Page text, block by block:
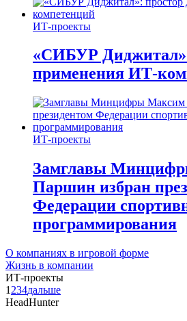
ИТ-проекты
«СИБУР
применения ИТ-
ИТ-проекты
Замглавы
Паршин избран
Федерации
программирования
О компаниях в игровой форме
Жизнь в компании
ИТ-проекты
1 234дальше
HeadHunter